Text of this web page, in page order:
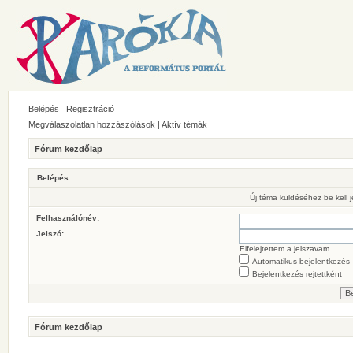
Belépés
Regisztráció
Megválaszolatlan hozzászólások | Aktív témák
Fórum kezdőlap
Belépés
Új téma küldéséhez be kell
Felhasználónév:
Jelszó:
Elfelejtettem a jelszavam
Automatikus bejelentkezés
Bejelentkezés rejtettként
Fórum kezdőlap